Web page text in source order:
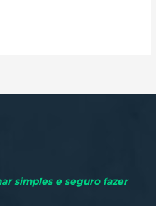
simples e seguro fazer